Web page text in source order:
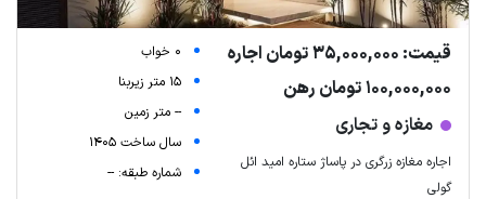
قیمت: 35,000,000 تومان اجاره
100,000,000 تومان رهن
مغازه و تجاری
اجاره مغازه زرگری در پاساژ ستاره امید ائل
گولی
0 خواب
15 متر زیربنا
-- متر زمین
سال ساخت 1405
شماره طبقه: --